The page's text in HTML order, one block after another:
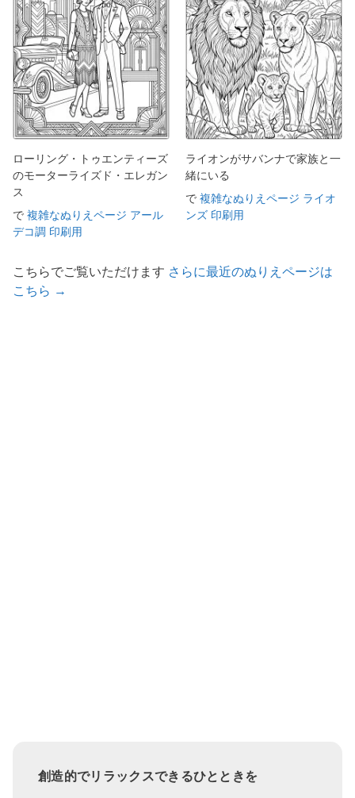
ローリング・トゥエンティーズ
のモーターライズド・エレガン
ス
で 複雑なぬりえページ アール
デコ調 印刷用
ライオンがサバンナで家族と一
緒にいる
で 複雑なぬりえページ ライオ
ンズ 印刷用
こちらでご覧いただけます さらに最近のぬりえページは
こちら →
創造的でリラックスできるひとときを